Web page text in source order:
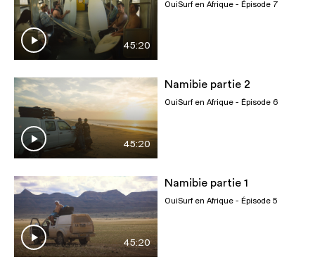
45:20
OuiSurf en Afrique - Épisode 7
45:20
Namibie partie 2
OuiSurf en Afrique - Épisode 6
45:20
Namibie partie 1
OuiSurf en Afrique - Épisode 5